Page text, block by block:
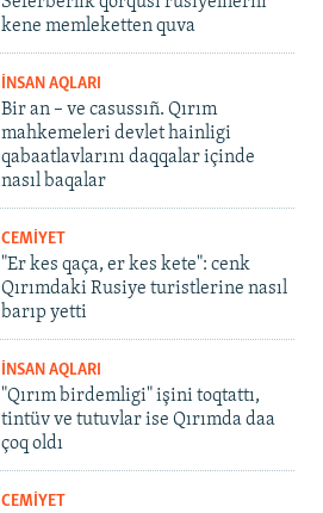
kene memleketten quva
İNSAN AQLARI
Bir an – ve casussıñ. Qırım
mahkemeleri devlet hainligi
qabaatlavlarını daqqalar içinde
nasıl baqalar
CEMİYET
"Er kes qaça, er kes kete": cenk
Qırımdaki Rusiye turistlerine nasıl
barıp yetti
İNSAN AQLARI
"Qırım birdemligi" işini toqtattı,
tintüv ve tutuvlar ise Qırımda daa
çoq oldı
CEMİYET